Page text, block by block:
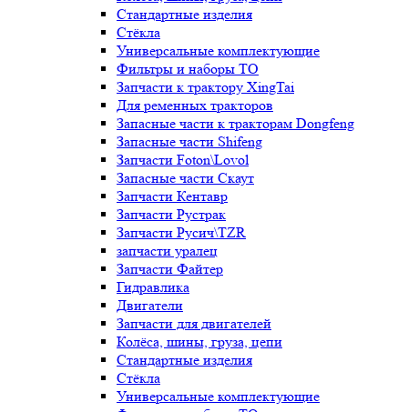
Стандартные изделия
Стёкла
Универсальные комплектующие
Фильтры и наборы ТО
Запчасти к трактору XingTai
Для ременных тракторов
Запасные части к тракторам Dongfeng
Запасные части Shifeng
Запчасти Foton\Lovol
Запасные части Скаут
Запчасти Кентавр
Запчасти Рустрак
Запчасти Русич\TZR
запчасти уралец
Запчасти Файтер
Гидравлика
Двигатели
Запчасти для двигателей
Колёса, шины, груза, цепи
Стандартные изделия
Стёкла
Универсальные комплектующие